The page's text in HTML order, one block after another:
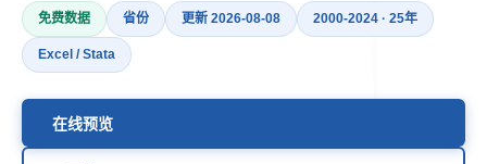
免费数据 省份 更新 2026-08-08 2000-2024 · 25年
Excel / Stata
在线预览